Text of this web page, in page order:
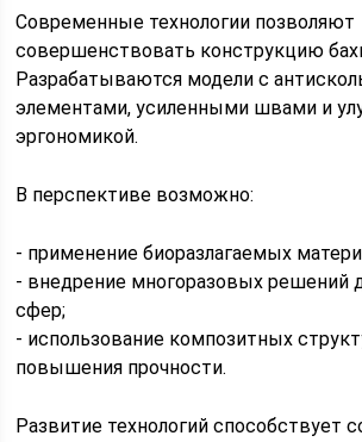
Современные технологии позволяют
совершенствовать конструкцию
Разрабатываются модели с
элементами, усиленными швами и
эргономикой.
В перспективе возможно:
- применение биоразлагаемых
- внедрение многоразовых решений
сфер;
- использование композитных
повышения прочности.
Развитие технологий способствует